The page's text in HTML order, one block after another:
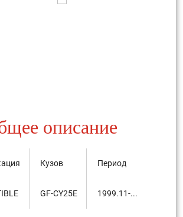
описание
Кузов
GF-CY25E
Период
1999.11-...